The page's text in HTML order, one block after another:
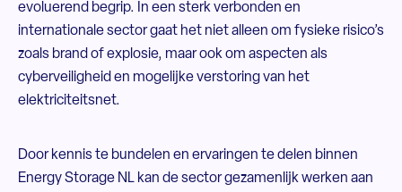
evoluerend begrip. In een sterk verbonden en
internationale sector gaat het niet alleen om fysieke risico’s
zoals brand of explosie, maar ook om aspecten als
cyberveiligheid en mogelijke verstoring van het
elektriciteitsnet.
Door kennis te bundelen en ervaringen te delen binnen
Energy Storage NL kan de sector gezamenlijk werken aan